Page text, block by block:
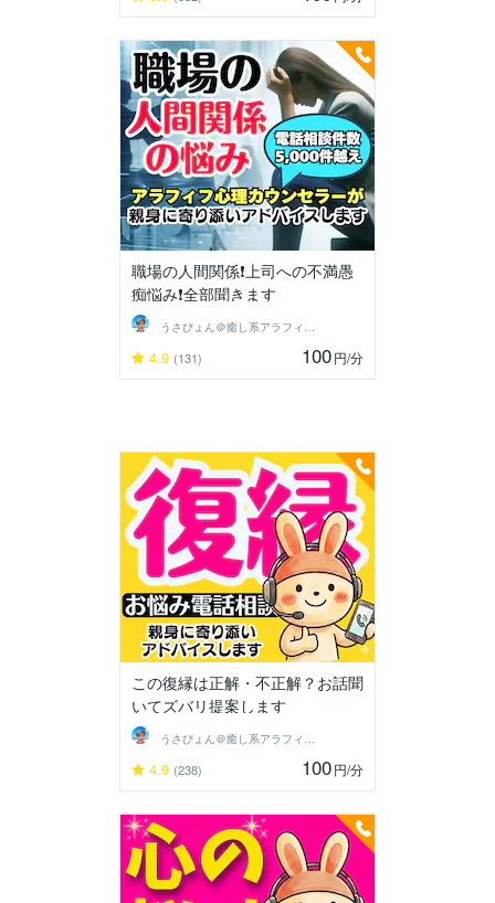
職場の人間関係❗上司への不満愚
痴悩み❗全部聞きます
うさぴょん＠癒し系アラフィフ心寄り添い人
4.9 (131) 100円/分
この復縁は正解・不正解？お話聞
いてズバリ提案します
うさぴょん＠癒し系アラフィフ心寄り添い人
4.9 (238) 100円/分